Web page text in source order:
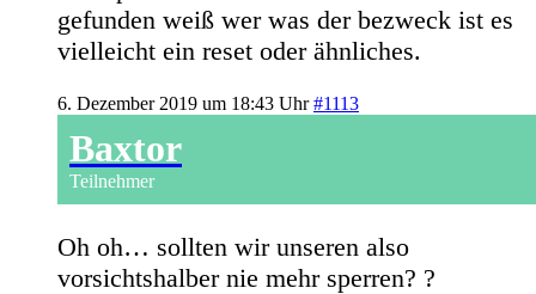
gefunden weiß wer was der bezweck ist es
vielleicht ein reset oder ähnliches.
6. Dezember 2019 um 18:43 Uhr #1113
Baxtor
Teilnehmer
Oh oh… sollten wir unseren also
vorsichtshalber nie mehr sperren? ?